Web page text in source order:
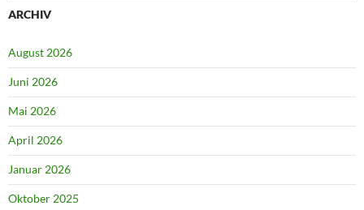
ARCHIV
August 2026
Juni 2026
Mai 2026
April 2026
Januar 2026
Oktober 2025